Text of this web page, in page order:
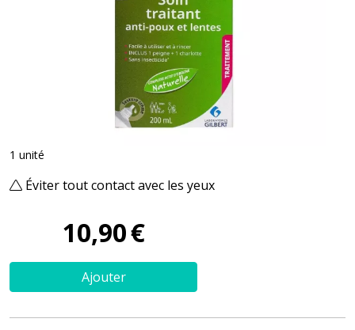
1 unité
Éviter tout contact avec les yeux
10,90€
Ajouter